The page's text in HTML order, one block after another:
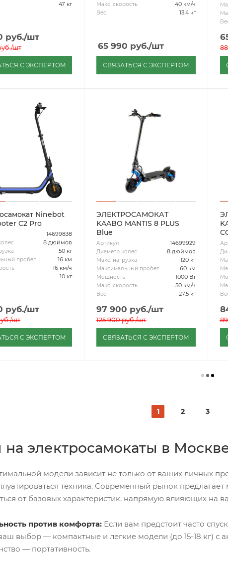
47 кг
руб./шт
/шт
С ЭКСПЕРТОМ
Макс. скорость 40 км/ч
Вес 13.4 кг
65 990 руб./шт
СВЯЗАТЬСЯ С ЭКСПЕРТОМ
Ninebot
C2 Pro
14699838
8 дюймов
50 кг
пробег 16 км
16 км/ч
10 кг
руб./шт
/шт
С ЭКСПЕРТОМ
ЭЛЕКТРОСАМОКАТ
KAABO MANTIS 8 PLUS
Blue
Артикул 14699929
Диаметр колес 8 дюймов
Макс. нагрузка 120 кг
Максимальный пробег 60 км
Мощность 1000 Вт
Макс. скорость 50 км/ч
Вес 27.5 кг
97 900 руб./шт
125 900руб./шт
СВЯЗАТЬСЯ С ЭКСПЕРТОМ
1 2 3
электросамокаты в
модели зависит не только от ваших личных
техника. Современный рынок
от базовых характеристик, напрямую влияющих на
против комфорта: Если вам предстоит часто
выбор — компактные и легкие модели (до 15-18 кг) с
— портативность.